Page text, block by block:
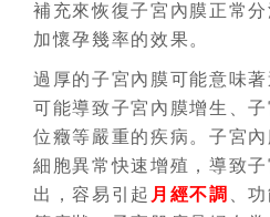
補充來恢復子宮內膜正常
加懷孕幾率的效果。
過厚的子宮內膜可能意味
可能導致子宮內膜增生、
位癥等嚴重的疾病。子宮
細胞異常快速增殖，導致
出，容易引起 月經不調 、